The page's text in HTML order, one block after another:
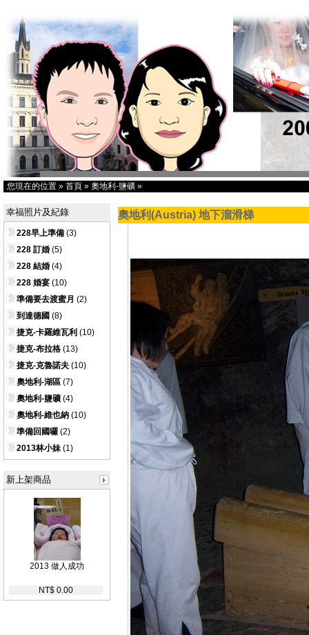
您現在的位置 » 首頁 » 奧地利-鹽礦 »
幸福照片及紀錄
228早上準備 (3)
228 訂婚 (5)
228 結婚 (4)
228 婚宴 (10)
準備要去渡蜜月 (2)
到達德國 (8)
捷克-卡羅維瓦利 (10)
捷克-布拉格 (13)
捷克-克魯諾夫 (10)
奧地利-湖區 (7)
奧地利-鹽礦 (4)
奧地利-維也納 (10)
準備回國囉 (2)
2013林小妹(1)
新上架商品
2013 做人成功
NT$ 0.00
奧地利(Austria) 地下溜滑梯